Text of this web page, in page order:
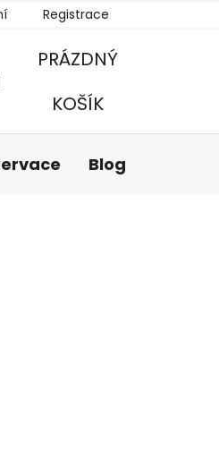
Registrace
NÁKUPNÍ
PRÁZDNÝ
KOŠÍK
Blog